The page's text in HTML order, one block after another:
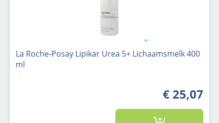
La Roche-Posay Lipikar Urea 5+ Lichaamsmelk 400
ml
€ 25,07